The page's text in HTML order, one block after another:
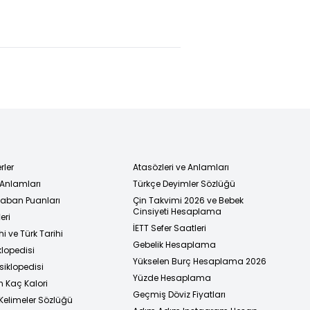
ölü
Megakentte
Puanları
ve Türk Tarihi
Kaç Kalori
Sözlüğü
Atasözleri ve Anlamları
Türkçe Deyimler Sözlüğü
Çin Takvimi 2026 ve Bebek
Cinsiyeti Hesaplama
İETT Sefer Saatleri
Gebelik Hesaplama
Yükselen Burç Hesaplama 2026
Yüzde Hesaplama
Geçmiş Döviz Fiyatları